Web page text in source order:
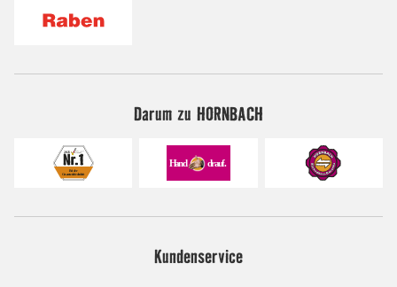
Darum zu HORNBACH
Kundenservice